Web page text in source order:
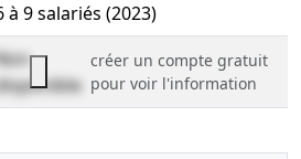
à 9 salariés (2023)
créer un compte gratuit
pour voir l'information